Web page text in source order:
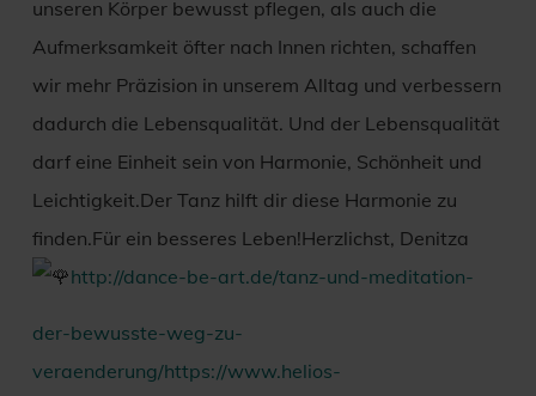
unseren Körper bewusst pflegen, als auch die
Aufmerksamkeit öfter nach Innen richten, schaffen
wir mehr Präzision in unserem Alltag und verbessern
dadurch die Lebensqualität. Und der Lebensqualität
darf eine Einheit sein von Harmonie, Schönheit und
Leichtigkeit.Der Tanz hilft dir diese Harmonie zu
finden.Für ein besseres Leben!Herzlichst, Denitza
http://dance-be-art.de/tanz-und-meditation-
der-bewusste-weg-zu-
veraenderung/https://www.helios-